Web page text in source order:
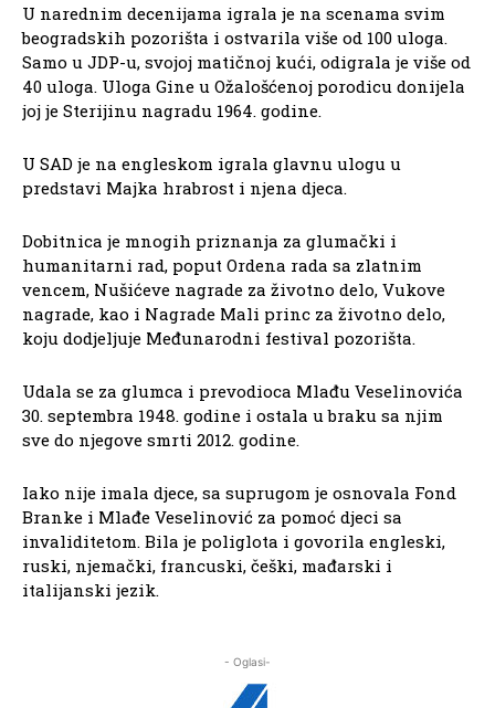
U narednim decenijama igrala je na scenama svim
beogradskih pozorišta i ostvarila više od 100 uloga.
Samo u JDP-u, svojoj matičnoj kući, odigrala je više od
40 uloga. Uloga Gine u Ožalošćenoj porodicu donijela
joj je Sterijinu nagradu 1964. godine.
U SAD je na engleskom igrala glavnu ulogu u
predstavi Majka hrabrost i njena djeca.
Dobitnica je mnogih priznanja za glumački i
humanitarni rad, poput Ordena rada sa zlatnim
vencem, Nušićeve nagrade za životno delo, Vukove
nagrade, kao i Nagrade Mali princ za životno delo,
koju dodjeljuje Međunarodni festival pozorišta.
Udala se za glumca i prevodioca Mlađu Veselinovića
30. septembra 1948. godine i ostala u braku sa njim
sve do njegove smrti 2012. godine.
Iako nije imala djece, sa suprugom je osnovala Fond
Branke i Mlađe Veselinović za pomoć djeci sa
invaliditetom. Bila je poliglota i govorila engleski,
ruski, njemački, francuski, češki, mađarski i
italijanski jezik.
- Oglasi-